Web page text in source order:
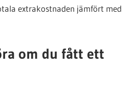
extrakostnaden jämfört med
om du fått ett